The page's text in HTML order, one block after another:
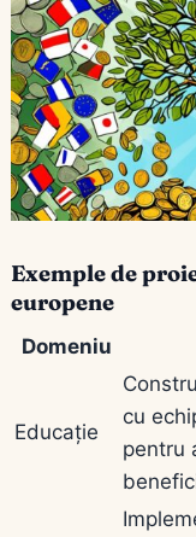
Exemple de
europene
Domeniu
Educație
cu
pentru